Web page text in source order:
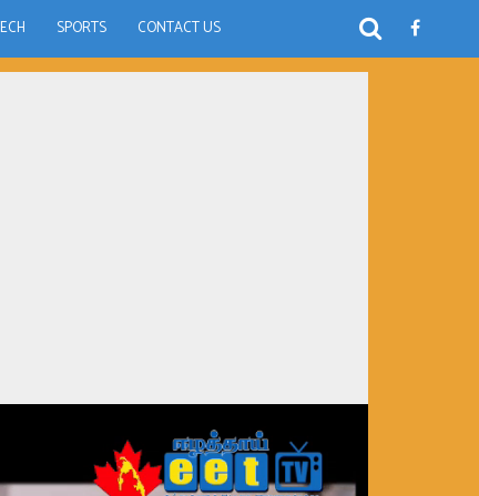
SPORTS CONTACT US